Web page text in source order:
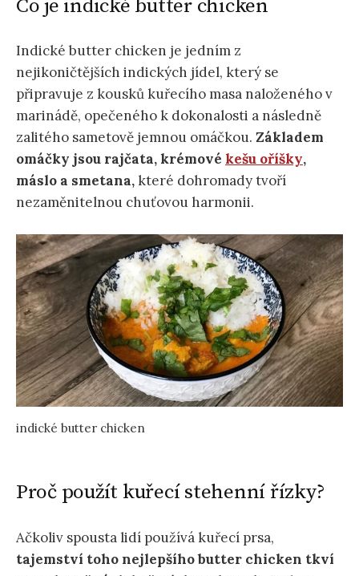
Co je indické butter chicken
Indické butter chicken je jedním z
nejikoničtějších indických jídel, který se
připravuje z kousků kuřecího masa naloženého v
marinádě, opečeného k dokonalosti a následně
zalitého sametově jemnou omáčkou. Základem
omáčky jsou rajčata, krémové kešu oříšky,
máslo a smetana,které dohromady tvoří
nezaměnitelnou chuťovou harmonii.
indické butter chicken
Proč použít kuřecí stehenní řízky?
Ačkoliv spousta lidí používá kuřecí prsa,
tajemství toho nejlepšího butter chicken tkví